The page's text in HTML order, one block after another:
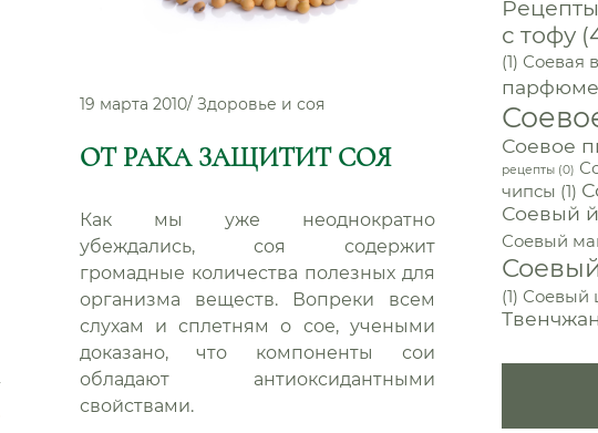
19 марта 2010/ Здоровье и соя
ОТ РАКА ЗАЩИТИТ СОЯ
Как мы уже неоднократно
убеждались, соя содержит
громадные количества полезных для
организма веществ. Вопреки всем
слухам и сплетням о сое, учеными
доказано, что компоненты сои
обладают антиоксидантными
свойствами.
с тофу
(1) Соевая
Соевое
рецепты(0)
чипсы (1)
Соевый
Соевый
(1) Соевый
Твенчжан